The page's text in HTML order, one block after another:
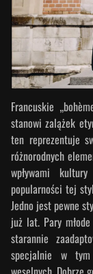
Francuskie
stanowi zalążek
ten reprezentuje
różnorodnych
wpływami
popularności tej
Jedno jest pewne
już lat. Pary
starannie
specjalnie w tym